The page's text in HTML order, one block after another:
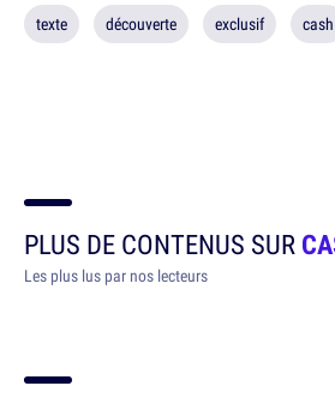
texte découverte exclusif cash
PLUS DE CONTENUS SUR
Les plus lus par nos lecteurs